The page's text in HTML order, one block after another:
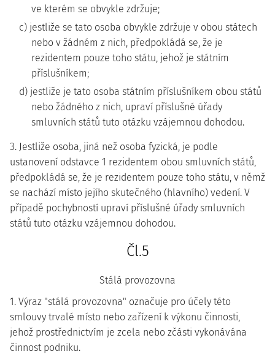
ve kterém se obvykle zdržuje;
c) jestliže se tato osoba obvykle zdržuje v obou státech
nebo v žádném z nich, předpokládá se, že je
rezidentem pouze toho státu, jehož je státním
příslušníkem;
d) jestliže je tato osoba státním příslušníkem obou států
nebo žádného z nich, upraví příslušné úřady
smluvních států tuto otázku vzájemnou dohodou.
3. Jestliže osoba, jiná než osoba fyzická, je podle
ustanovení odstavce 1 rezidentem obou smluvních států,
předpokládá se, že je rezidentem pouze toho státu, v němž
se nachází místo jejího skutečného (hlavního) vedení. V
případě pochybností upraví příslušné úřady smluvních
států tuto otázku vzájemnou dohodou.
Čl.5
Stálá provozovna
1. Výraz "stálá provozovna" označuje pro účely této
smlouvy trvalé místo nebo zařízení k výkonu činnosti,
jehož prostřednictvím je zcela nebo zčásti vykonávána
činnost podniku.